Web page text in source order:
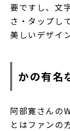
要ですし、文
さ・タップし
美しいデザイ
かの有名
阿部寛さんの
とはファンの